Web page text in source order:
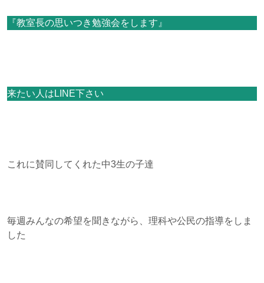
『教室長の思いつき勉強会をします』
来たい人はLINE下さい
これに賛同してくれた中3生の子達
毎週みんなの希望を聞きながら、理科や公民の指導をしま
した